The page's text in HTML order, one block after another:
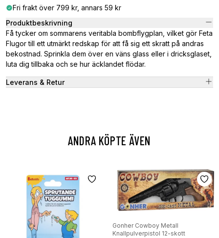
Fri frakt över 799 kr, annars 59 kr
Produktbeskrivning
Få tycker om sommarens veritabla bombflygplan, vilket gör Feta
Flugor till ett utmärkt redskap för att få sig ett skratt på andras
bekostnad. Sprinkla dem över en väns glass eller i dricksglaset,
luta dig tillbaka och se hur äcklandet flödar.
Leverans & Retur
ANDRA KÖPTE ÄVEN
Gonher Cowboy Metall
Knallpulverpistol 12-skott